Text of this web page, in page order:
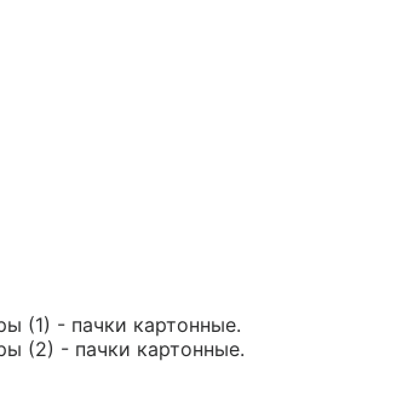
(1) - пачки картонные.
(2) - пачки картонные.